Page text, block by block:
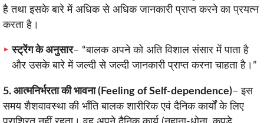
है तथा इसके बारे में अधिक से अधिक जानकारी प्राप्त करने का प्रयत्न
करता है।
स्ट्रेंग के अनुसार– “बालक अपने को अति विशाल संसार में पाता है
और उसके बारे में जल्दी से जल्दी जानकारी प्राप्त करना चाहता है।”
5. आत्मनिर्भरता की भावना (Feeling of Self-dependence)– इस
समय शैशवावस्था की भाँति बालक शारीरिक एवं दैनिक कार्यों के लिए